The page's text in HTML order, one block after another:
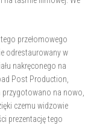
przełomowego
odrestaurowany w
nakręconego na
Post Production,
przygotowano na nowo,
czemu widzowie
prezentację tego